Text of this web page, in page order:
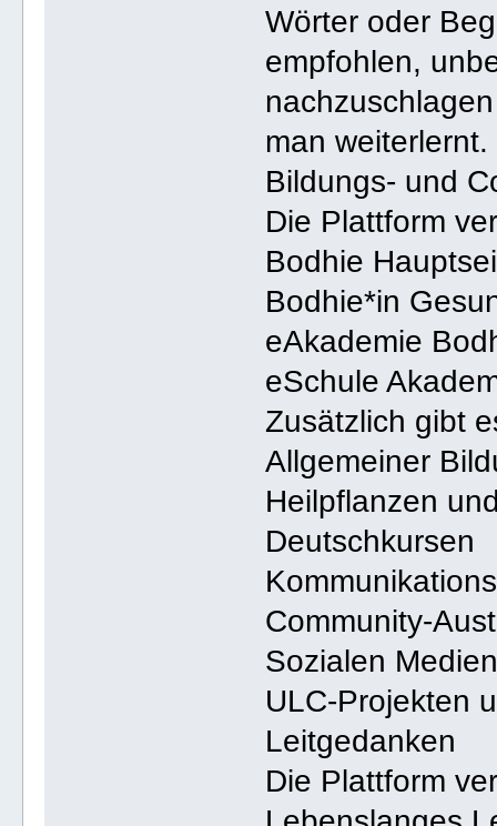
Wörter oder
empfohlen,
man weiterlernt.
Bildungs- und
Die Plattform
Bodhie
Bodhie*in
eAkademie
eSchule
Zusätzlich gibt
Allgemeiner
Heilpflanzen
Deutschkursen
Community-
Sozialen
ULC-Projekten
Leitgedanken
Die Plattform